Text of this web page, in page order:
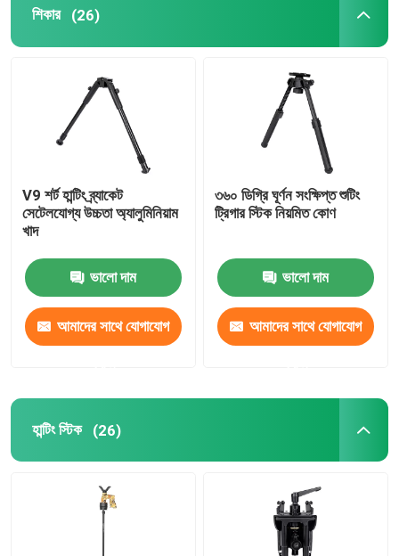
হান্টিং রাইফেল বিপড
শিকারের আনুষাঙ্গিক
ট্রিগার বার
ক্যামেরা স্ট্যান্ড
টেলিস্কোপ মাউন্ট
ঝুলন্ত ব্র্যাকেট
শিকার (26)
V9 শর্ট হান্টিং ব্র্যাকেট
সেটেলযোগ্য উচ্চতা অ্যালুমিনিয়াম
খাদ
ভালো দাম
আমাদের সাথে যোগাযোগ
৩৬০ ডিগ্রি ঘূর্ণন সংক্ষিপ্ত শুটিং
ট্রিগার স্টিক নিয়মিত কোণ
ভালো দাম
আমাদের সাথে যোগাযোগ
হান্টিং স্টিক (26)